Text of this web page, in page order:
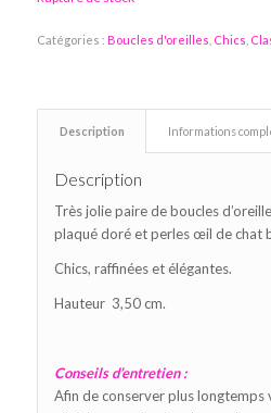
Catégories : Boucles d'oreilles Chics
Description Informations
Description
Très jolie paire de boucles
plaqué doré et perles œil de chat
Chics, raffinées et élégantes.
Hauteur 3,50 cm.
Conseils d’entretien :
Afin de conserver plus longtemps